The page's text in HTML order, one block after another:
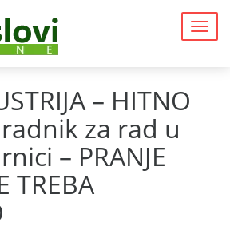
– HITNO
za rad u
– PRANJE
TREBA